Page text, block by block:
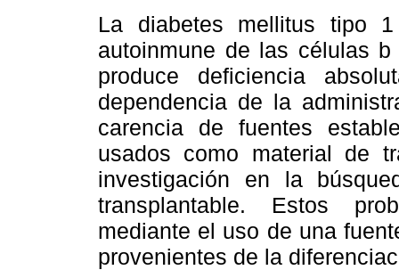
La diabetes mellitus tipo
autoinmune de las células
produce deficiencia
dependencia de la
carencia de fuentes
usados como material de
investigación en la
transplantable. Estos
mediante el uso de una
provenientes de la